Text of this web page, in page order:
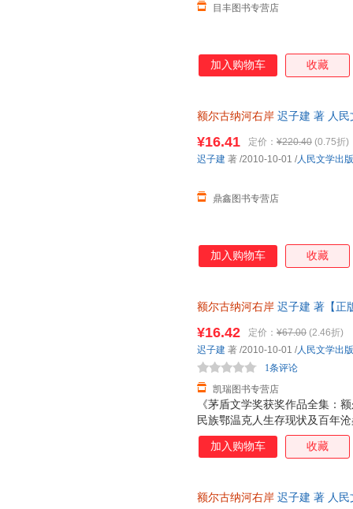
目丰图书专营店
加入购物车 收藏
额尔古纳河右岸 迟子建 著 人
¥16.41 定价： ¥220.40 (0.75折)
鼎鑫图书专营店
迟子建 著 /2010-10-01 /人民文学出
加入购物车 收藏
额尔古纳河右岸 迟子建 著【正
《茅盾文学奖获奖作品全集：
民族鄂温克人生存现状及百年
人惊叹却难得其解的神奇岩画
人生挚爱与心灵悲苦的民族史
命的鄂温克人。他们信奉萨满
¥16.42 定价： ¥67.00 (2.46折)
凯瑞图书专营店
1条评论
迟子建 著 /2010-10-01 /人民文学出
加入购物车 收藏
额尔古纳河右岸 迟子建 著 人